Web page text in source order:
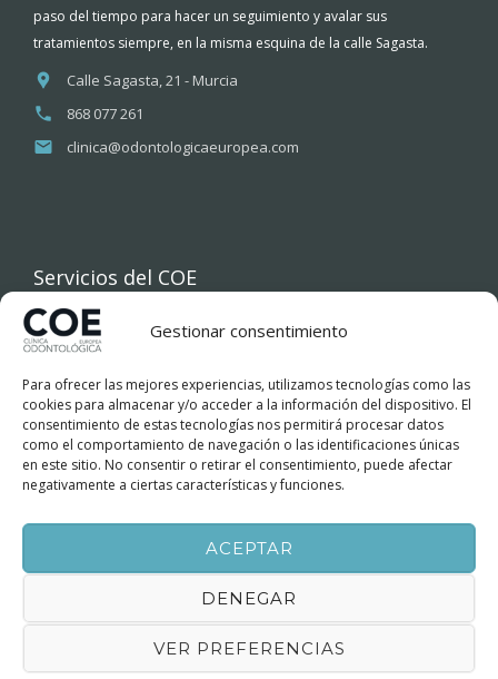
Gestionar consentimiento
Para ofrecer las mejores experiencias, utilizamos tecnologías como las
cookies para almacenar y/o acceder a la información del dispositivo. El
consentimiento de estas tecnologías nos permitirá procesar datos
como el comportamiento de navegación o las identificaciones únicas
en este sitio. No consentir o retirar el consentimiento, puede afectar
negativamente a ciertas características y funciones.
ACEPTAR
DENEGAR
VER PREFERENCIAS
paso del tiempo para hacer un seguimiento y avalar sus
tratamientos siempre, en la misma esquina de la calle Sagasta.
Calle Sagasta, 21 - Murcia
868 077 261
clinica@odontologicaeuropea.com
Servicios del COE
INICIO
COE
TRATAMIENTOS DENTALES